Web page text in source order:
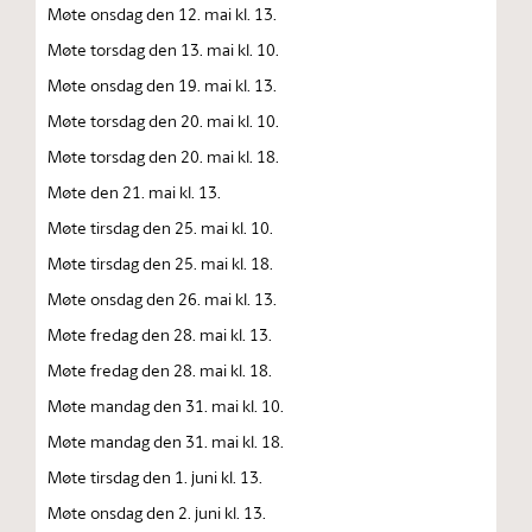
Møte onsdag den 12. mai kl. 13.
Møte torsdag den 13. mai kl. 10.
Møte onsdag den 19. mai kl. 13.
Møte torsdag den 20. mai kl. 10.
Møte torsdag den 20. mai kl. 18.
Møte den 21. mai kl. 13.
Møte tirsdag den 25. mai kl. 10.
Møte tirsdag den 25. mai kl. 18.
Møte onsdag den 26. mai kl. 13.
Møte fredag den 28. mai kl. 13.
Møte fredag den 28. mai kl. 18.
Møte mandag den 31. mai kl. 10.
Møte mandag den 31. mai kl. 18.
Møte tirsdag den 1. juni kl. 13.
Møte onsdag den 2. juni kl. 13.